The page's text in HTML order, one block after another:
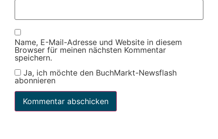
Name, E-Mail-Adresse und Website in diesem
Browser für meinen nächsten Kommentar
speichern.
Ja, ich möchte den BuchMarkt-Newsflash
abonnieren